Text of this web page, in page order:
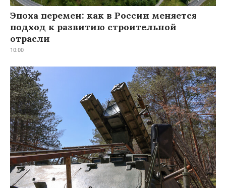
Эпоха перемен: как в России меняется
подход к развитию строительной
отрасли
10:00